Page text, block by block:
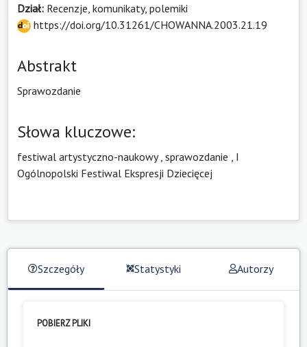
Dział: Recenzje, komunikaty, polemiki
https://doi.org/10.31261/CHOWANNA.2003.21.19
Abstrakt
Sprawozdanie
Słowa kluczowe:
festiwal artystyczno-naukowy, sprawozdanie
I
Ogólnopolski Festiwal Ekspresji Dziecięcej
Szczegóły Statystyki Autorzy
POBIERZ PLIKI